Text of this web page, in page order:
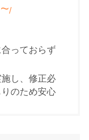
/
っておらず
し、修正必
のため安心